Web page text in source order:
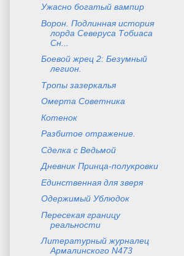
Ужасно богатый вампир
Ворон. Подлинная история
лорда Северуса Тобиаса
Сн...
Боевой жрец 2: Безумный
легион.
Тропы зазеркалья
Омерта Советника
Котенок
Разбитое отражение.
Сделка с Ведьмой
Дневник Принца-полукровки
Единственная для зверя
Одержимый Ублюдок
Пересекая границу
реальности
Литературный журналец
Армалинского N473